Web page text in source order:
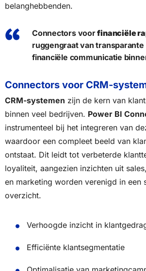
belanghebbenden.
Connectors voorfinanciële
ruggengraat van transparante
financiële communicatie
Connectors voor CRM-
CRM-systemen zijn de kern van
binnen veel bedrijven. Power BI
instrumenteel bij het integreren van
waardoor een compleet beeld van
ontstaat. Dit leidt tot verbeterde
loyaliteit, aangezien inzichten uit
en marketing worden verenigd in een
overzicht.
Verhoogde inzicht in
Efficiënte klantsegmentatie